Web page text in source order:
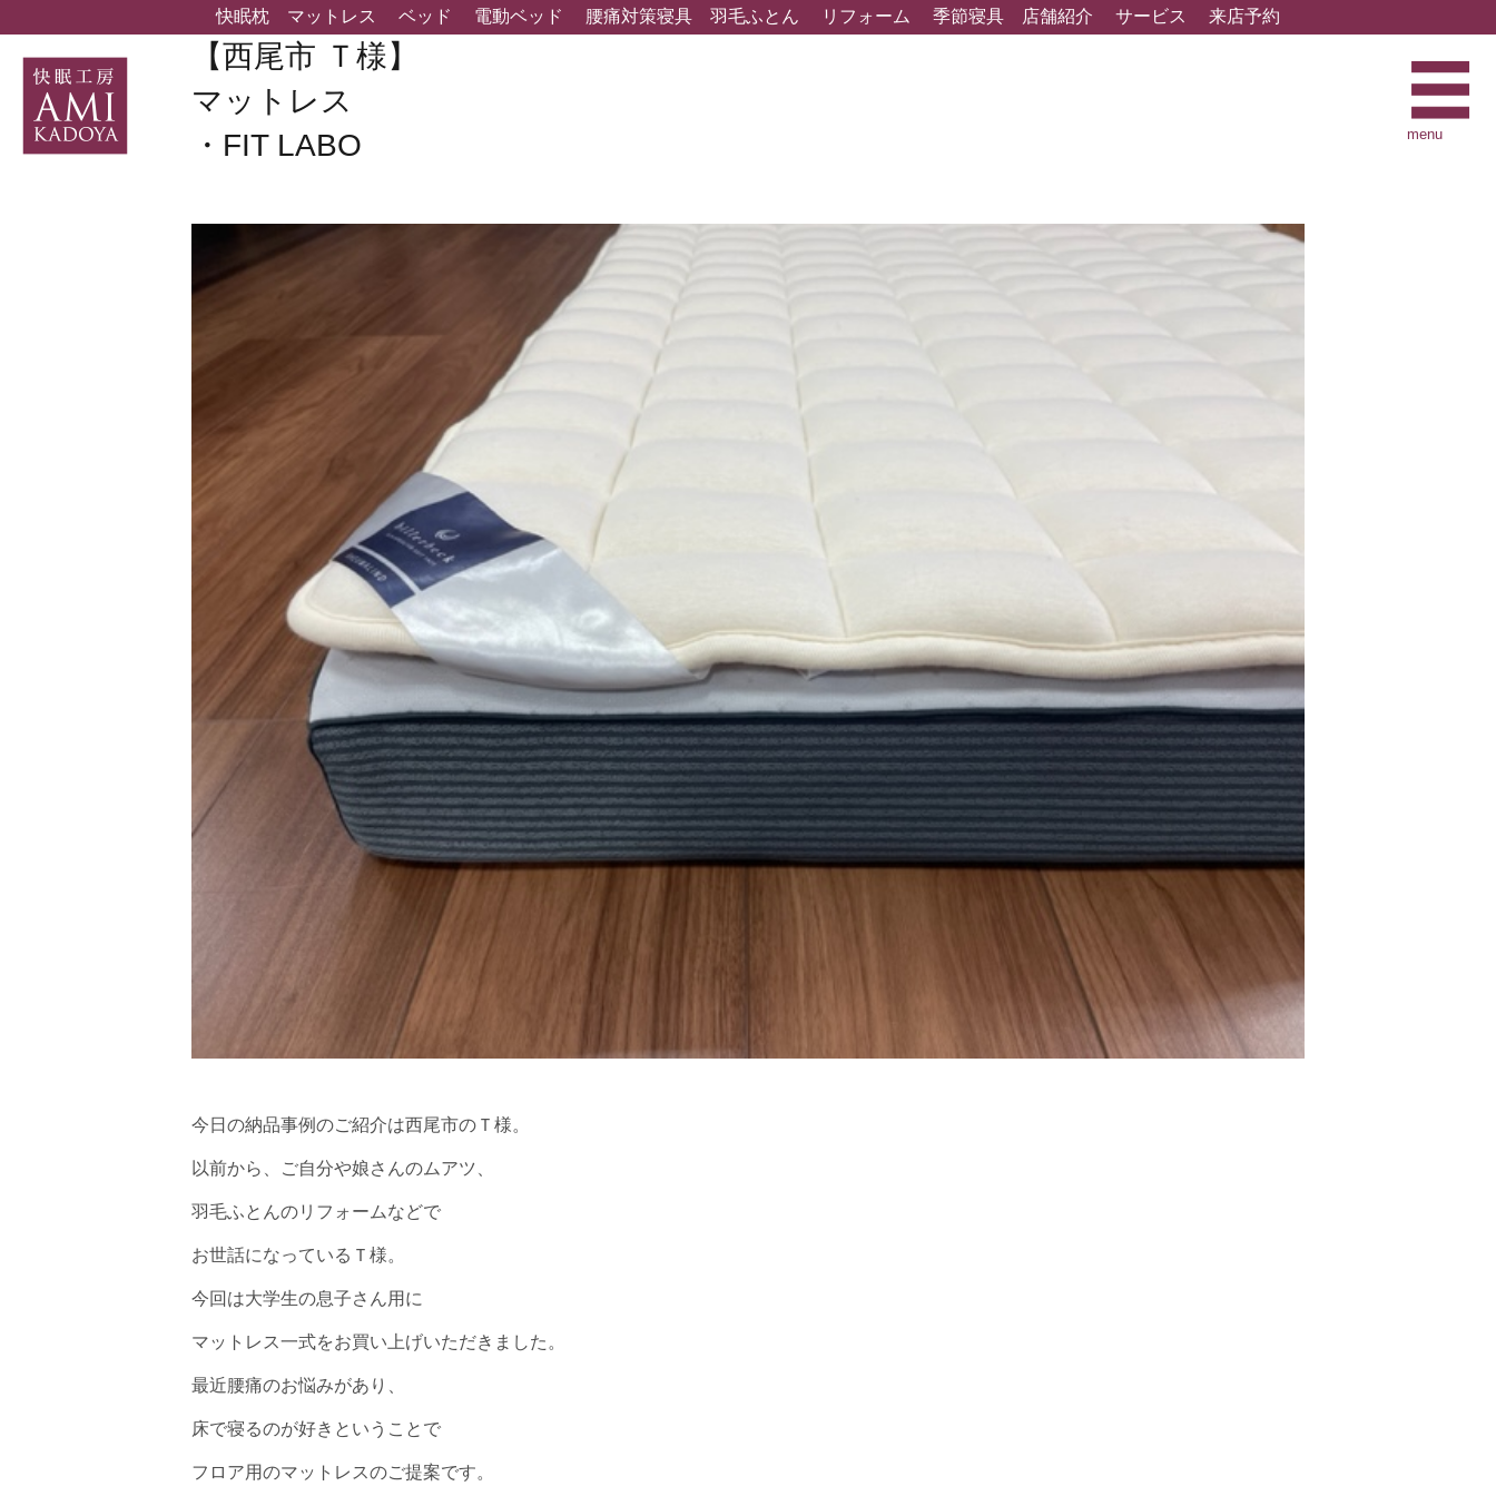
快眠枕 マットレス ベッド 電動ベッド 腰痛対策寝具 羽毛ふとん リフォーム 季節寝具 店舗紹介 サービス 来店予約
menu
【西尾市 Ｔ様】
マットレス
・FIT LABO
今日の納品事例のご紹介は西尾市のＴ様。
以前から、ご自分や娘さんのムアツ、
羽毛ふとんのリフォームなどで
お世話になっているＴ様。
今回は大学生の息子さん用に
マットレス一式をお買い上げいただきました。
最近腰痛のお悩みがあり、
床で寝るのが好きということで
フロア用のマットレスのご提案です。